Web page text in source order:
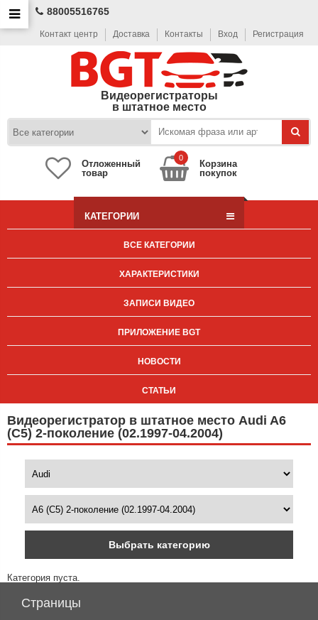
88005516765
Контакт центр Доставка Контакты Вход Регистрация
Видеорегистраторы
в штатное место
Отложенный
товар
0
Корзина
покупок
КАТЕГОРИИ
ВСЕ КАТЕГОРИИ
ХАРАКТЕРИСТИКИ
ЗАПИСИ ВИДЕО
ПРИЛОЖЕНИЕ BGT
НОВОСТИ
СТАТЬИ
Видеорегистратор в штатное место Audi A6
(C5) 2-поколение (02.1997-04.2004)
Выбрать категорию
Категория пуста.
Страницы